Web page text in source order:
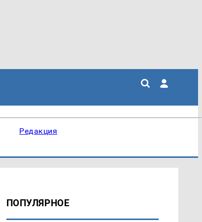
Редакция
ПОПУЛЯРНОЕ